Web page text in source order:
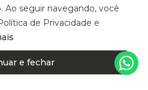
| Rua Santa Augusta, 409 - Vila
Ao seguir navegando, você
de Privacidade e
e fechar